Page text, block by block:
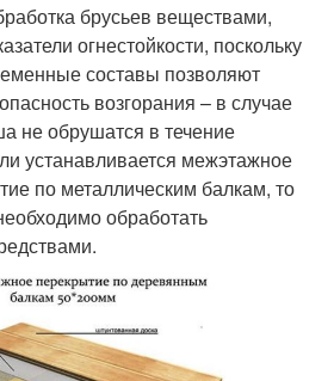
брусьев веществами,
огнестойкости, поскольку
составы позволяют
возгорания – в случае
не обрушатся в течение
устанавливается межэтажное
по металлическим балкам, то
обработать